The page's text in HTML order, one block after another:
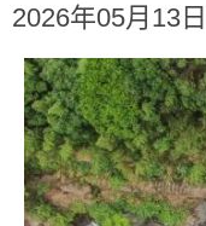
2026年05月13